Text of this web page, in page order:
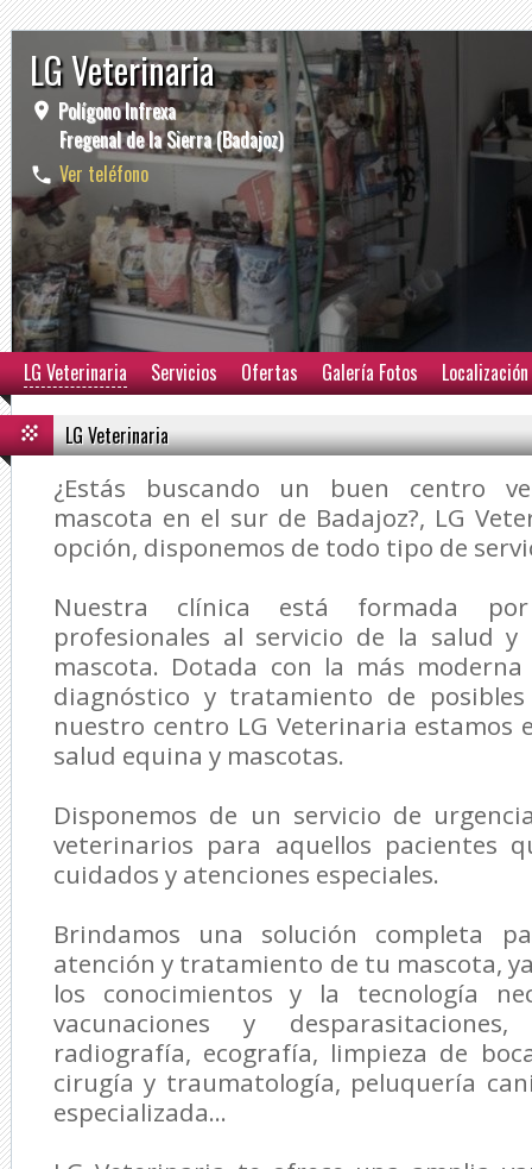
LG Veterinaria
Polígono Infrexa
Fregenal de la Sierra (Badajoz)
Ver teléfono
LG Veterinaria Servicios Ofertas Galería Fotos Localización
LG Veterinaria
¿Estás buscando un buen centro
mascota en el sur de Badajoz?, LG
opción, disponemos de todo tipo de
Nuestra clínica está formada
profesionales al servicio de la salud
mascota. Dotada con la más
diagnóstico y tratamiento de posibles
nuestro centro LG Veterinaria estamos
salud equina y mascotas.
Disponemos de un servicio de
veterinarios para aquellos pacientes
cuidados y atenciones especiales.
Brindamos una solución completa
atención y tratamiento de tu mascota,
los conocimientos y la tecnología
vacunaciones y
radiografía, ecografía, limpieza de
cirugía y traumatología, peluquería
especializada...